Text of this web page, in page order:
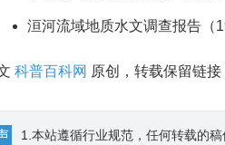
洹河流域地质水文调查报告（
科普百科网 原创，转载保留链接
1.本站遵循行业规范，任何转载的